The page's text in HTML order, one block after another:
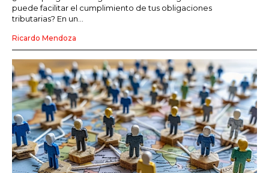
puede facilitar el cumplimiento de tus obligaciones
tributarias? En un...
Ricardo Mendoza